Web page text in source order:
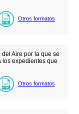
Otros formatos
Aire por la que se
expedientes que
Otros formatos